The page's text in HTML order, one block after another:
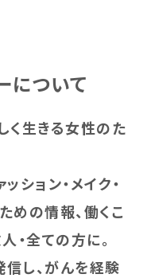
について
く生きる女性のた
ション・メイク・
めの情報、働くこ
・全ての方に。
し、がんを経験